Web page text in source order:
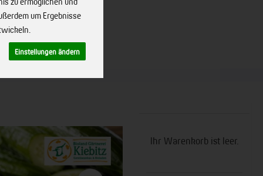
um Ergebnisse
Einstellungen ändern
KONTAKT
Ihr Warenkorb ist leer.